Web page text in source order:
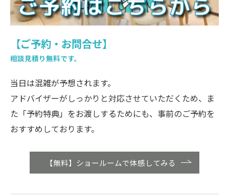
【ご予約・お問合せ】
相談見積り無料です。
当日は混雑が予想されます。
アドバイザーがしっかりと対応させていただくため、ま
た「予約特典」をお渡しするためにも、事前のご予約を
おすすめしております。
【無料】ショールームで体感してみる